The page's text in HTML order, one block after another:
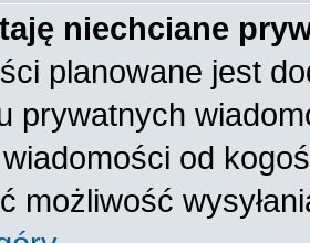
niechciane
planowane jest
prywatnych
od
możliwość